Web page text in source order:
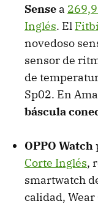
Sense a
Inglés. El
novedoso
sensor de
de
Sp02. En
báscula
OPPO Watch
Corte Inglés,
smartwatch
calidad, Wear